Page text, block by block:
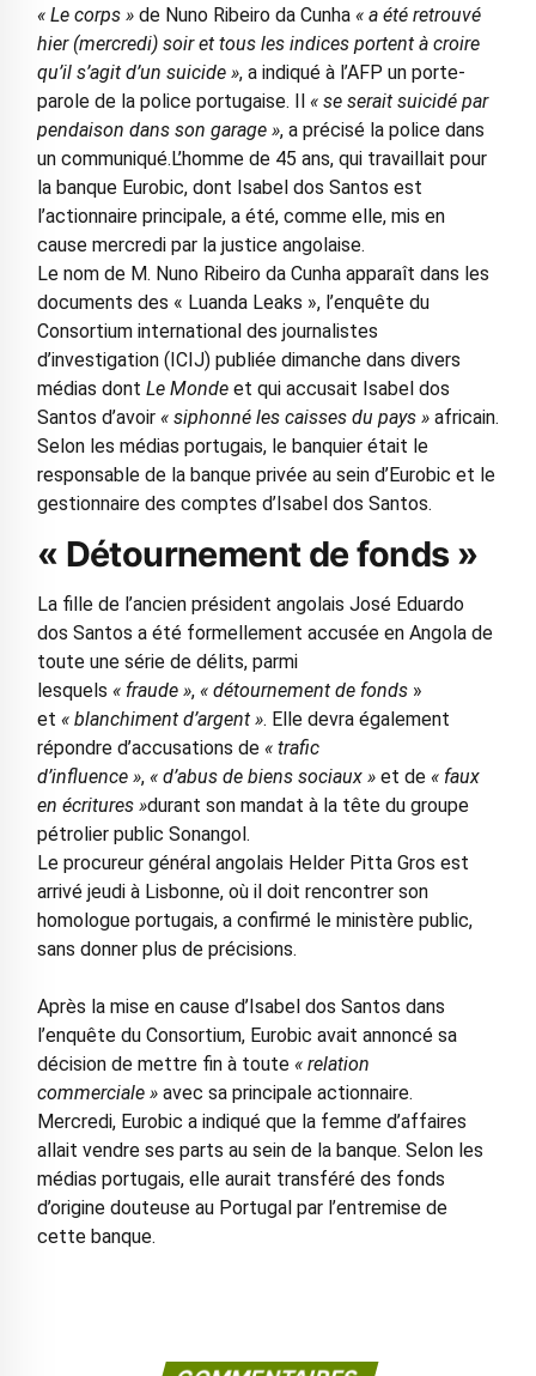
« Le corps »de Nuno Ribeiro da Cunha « a été retrouvé
hier (mercredi) soir et tous les indices portent à croire
qu’il s’agit d’un suicide », a indiqué à l’AFP un porte-
parole de la police portugaise. Il « se serait suicidé par
pendaison dans son garage », a précisé la police dans
un communiqué.L’homme de 45 ans, qui travaillait pour
la banque Eurobic, dont Isabel dos Santos est
l’actionnaire principale, a été, comme elle, mis en
cause mercredi par la justice angolaise.
Le nom de M. Nuno Ribeiro da Cunha apparaît dans les
documents des « Luanda Leaks », l’enquête du
Consortium international des journalistes
d’investigation (ICIJ) publiée dimanche dans divers
médias dont Le Mondeet qui accusait Isabel dos
Santos d’avoir « siphonné les caisses du pays »africain.
Selon les médias portugais, le banquier était le
responsable de la banque privée au sein d’Eurobic et le
gestionnaire des comptes d’Isabel dos Santos.
« Détournement de fonds »
La fille de l’ancien président angolais José Eduardo
dos Santos a été formellement accusée en Angola de
toute une série de délits, parmi
lesquels « fraude », « détournement de fonds »
et « blanchiment d’argent ». Elle devra également
répondre d’accusations de « trafic
d’influence », « d’abus de biens sociaux » et de « faux
en écritures »durant son mandat à la tête du groupe
pétrolier public Sonangol.
Le procureur général angolais Helder Pitta Gros est
arrivé jeudi à Lisbonne, où il doit rencontrer son
homologue portugais, a confirmé le ministère public,
sans donner plus de précisions.
Après la mise en cause d’Isabel dos Santos dans
l’enquête du Consortium, Eurobic avait annoncé sa
décision de mettre fin à toute « relation
commerciale »avec sa principale actionnaire.
Mercredi, Eurobic a indiqué que la femme d’affaires
allait vendre ses parts au sein de la banque. Selon les
médias portugais, elle aurait transféré des fonds
d’origine douteuse au Portugal par l’entremise de
cette banque.